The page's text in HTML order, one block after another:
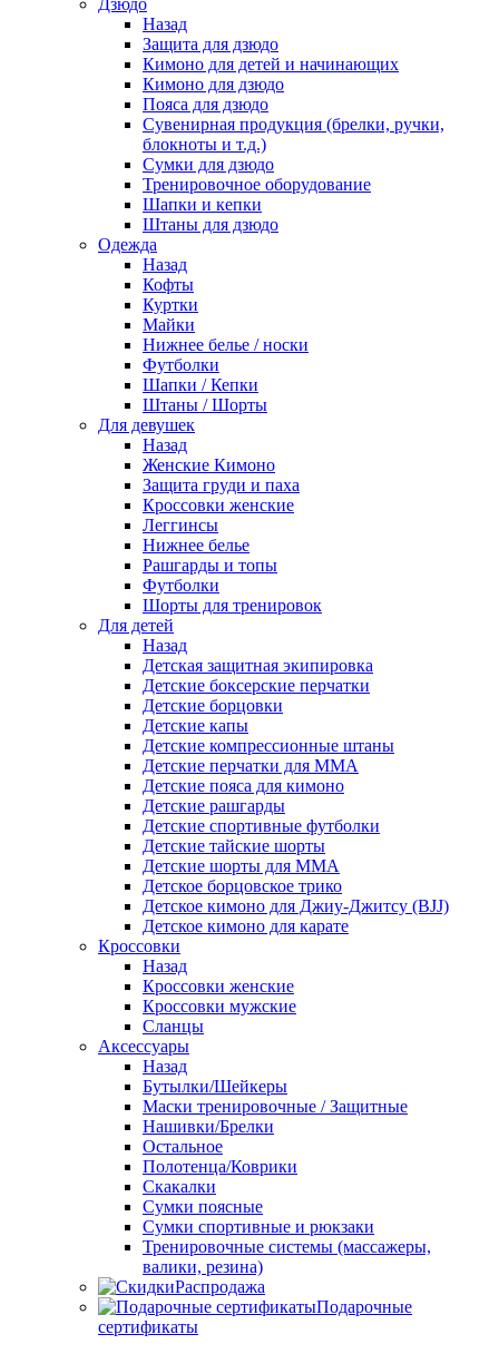
Дзюдо
Назад
Защита для дзюдо
Кимоно для детей и начинающих
Кимоно для дзюдо
Пояса для дзюдо
Сувенирная продукция (брелки, ручки,
блокноты и т.д.)
Сумки для дзюдо
Тренировочное оборудование
Шапки и кепки
Штаны для дзюдо
Одежда
Назад
Кофты
Куртки
Майки
Нижнее белье / носки
Футболки
Шапки / Кепки
Штаны / Шорты
Для девушек
Назад
Женские Кимоно
Защита груди и паха
Кроссовки женские
Леггинсы
Нижнее белье
Рашгарды и топы
Футболки
Шорты для тренировок
Для детей
Назад
Детская защитная экипировка
Детские боксерские перчатки
Детские борцовки
Детские капы
Детские компрессионные штаны
Детские перчатки для ММА
Детские пояса для кимоно
Детские рашгарды
Детские спортивные футболки
Детские тайские шорты
Детские шорты для ММА
Детское борцовское трико
Детское кимоно для Джиу-Джитсу (BJJ)
Детское кимоно для карате
Кроссовки
Назад
Кроссовки женские
Кроссовки мужские
Сланцы
Аксессуары
Назад
Бутылки/Шейкеры
Маски тренировочные / Защитные
Нашивки/Брелки
Остальное
Полотенца/Коврики
Скакалки
Сумки поясные
Сумки спортивные и рюкзаки
Тренировочные системы (массажеры,
валики, резина)
Распродажа
Подарочные
сертификаты